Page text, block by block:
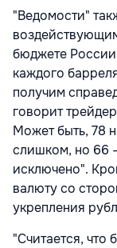
"Ведомости"
бюджете
каждого
получим
говорит
Может быть, 78
слишком, но 66
исключено".
валюту со
укрепления
"Считается, что